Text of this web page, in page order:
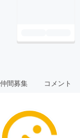
仲間募集 コメント